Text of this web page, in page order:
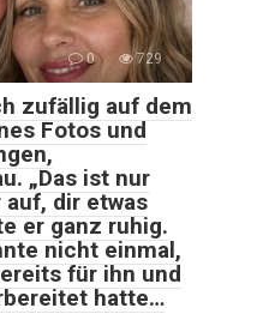
0 729
zufällig auf dem
Fotos und
„Das ist nur
dir etwas
er ganz ruhig.
nicht einmal,
für ihn und
hatte…